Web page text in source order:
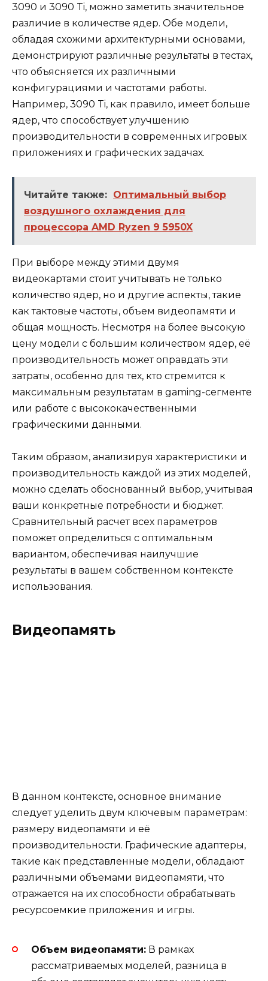
3090 и 3090 Ti, можно заметить значительное
различие в количестве ядер. Обе модели,
обладая схожими архитектурными основами,
демонстрируют различные результаты в тестах,
что объясняется их различными
конфигурациями и частотами работы.
Например, 3090 Ti, как правило, имеет больше
ядер, что способствует улучшению
производительности в современных игровых
приложениях и графических задачах.
Читайте также: Оптимальный выбор
воздушного охлаждения для
процессора AMD Ryzen 9 5950X
При выборе между этими двумя
видеокартами стоит учитывать не только
количество ядер, но и другие аспекты, такие
как тактовые частоты, объем видеопамяти и
общая мощность. Несмотря на более высокую
цену модели с большим количеством ядер, её
производительность может оправдать эти
затраты, особенно для тех, кто стремится к
максимальным результатам в gaming-сегменте
или работе с высококачественными
графическими данными.
Таким образом, анализируя характеристики и
производительность каждой из этих моделей,
можно сделать обоснованный выбор, учитывая
ваши конкретные потребности и бюджет.
Сравнительный расчет всех параметров
поможет определиться с оптимальным
вариантом, обеспечивая наилучшие
результаты в вашем собственном контексте
использования.
Видеопамять
В данном контексте, основное внимание
следует уделить двум ключевым параметрам:
размеру видеопамяти и её
производительности. Графические адаптеры,
такие как представленные модели, обладают
различными объемами видеопамяти, что
отражается на их способности обрабатывать
ресурсоемкие приложения и игры.
Объем видеопамяти: В рамках
рассматриваемых моделей, разница в